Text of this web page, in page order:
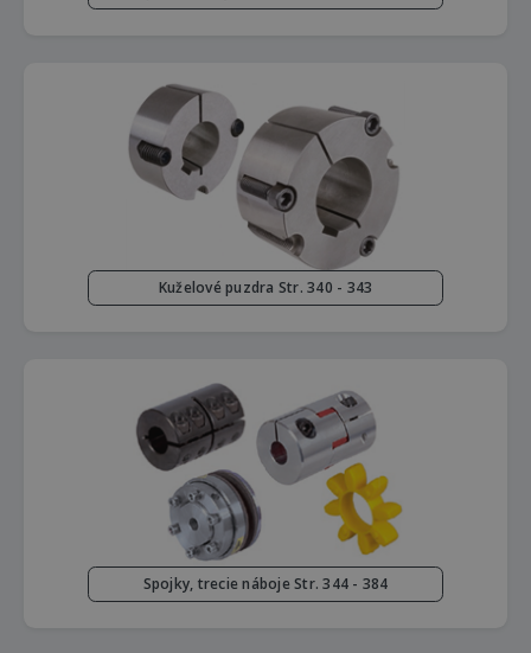
Kuželové puzdra Str. 340 - 343
Spojky, trecie náboje Str. 344 - 384